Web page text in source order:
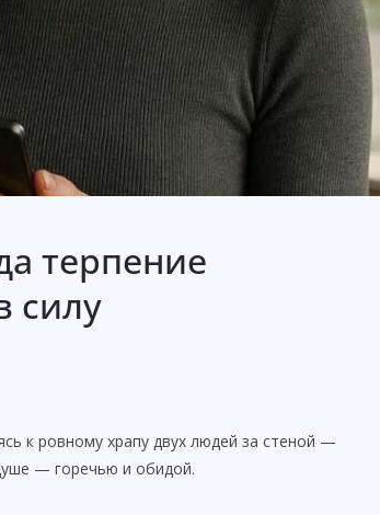
терпение
силу
к ровному храпу двух людей за стеной —
— горечью и обидой.